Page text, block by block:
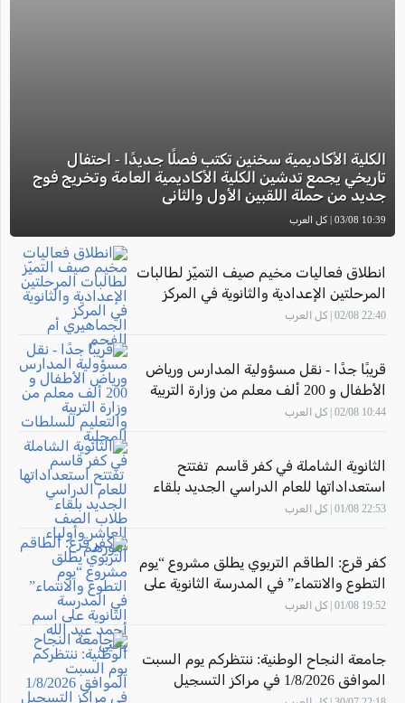
الكلية الأكاديمية سخنين تكتب فصلًا جديدًا - احتفال
تاريخي يجمع تدشين الكلية الأكاديمية العامة وتخريج فوج
جديد من حملة اللقبين الأول والثاني
10:39 03/08 | كل العرب
انطلاق فعاليات مخيم صيف التميّز لطالبات
المرحلتين الإعدادية والثانوية في المركز
الجماهيري أم الفحم
22:40 02/08 | كل العرب
قريبًا جدًا - نقل مسؤولية المدارس ورياض
الأطفال و 200 ألف معلم من وزارة التربية
والتعليم للسلطات المحلية
10:44 02/08 | كل العرب
الثانوية الشاملة في كفر قاسم تفتتح
استعداداتها للعام الدراسي الجديد بلقاء
طلاب الصف العاشر وأولياء أمورهم
22:53 01/08 | كل العرب
كفر قرع: الطاقم التربوي يطلق مشروع “يوم
التطوع والانتماء” في المدرسة الثانوية على
اسم أحمد عبد الله يحيى
19:52 01/08 | كل العرب
جامعة النجاح الوطنية: ننتظركم يوم السبت
الموافق 1/8/2026 في مراكز التسجيل